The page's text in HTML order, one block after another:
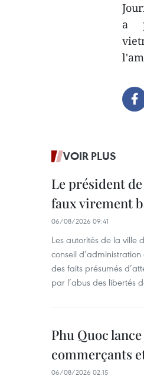
a
VOIR PLUS
Le président
faux virement
06/08/2026 09:41
Les autorités de la ville
conseil
des faits présumés
par l’abus des libertés
Phu Quoc
commerçants
06/08/2026 02:15